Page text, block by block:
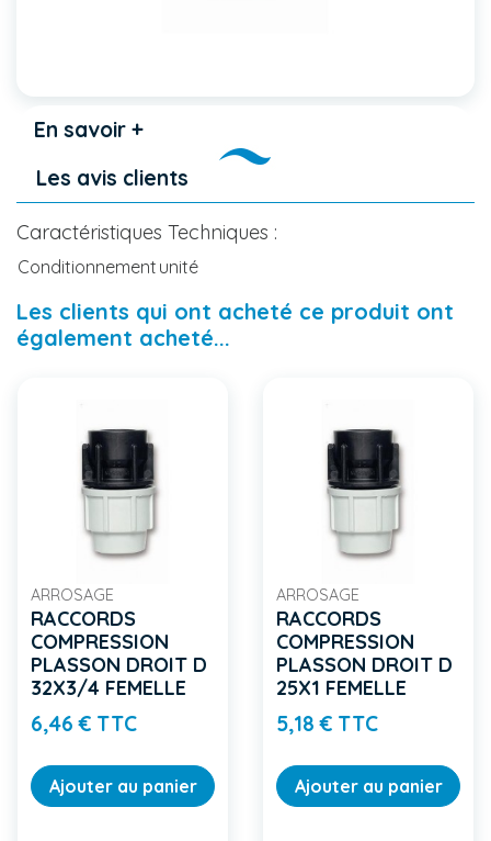
En savoir +
Les avis clients
Caractéristiques Techniques :
Conditionnement unité
Les clients qui ont acheté ce produit ont
également acheté...
ARROSAGE
RACCORDS
COMPRESSION
PLASSON DROIT D
32X3/4 FEMELLE
6,46 € TTCPrix
Ajouter au panier
ARROSAGE
RACCORDS
COMPRESSION
PLASSON DROIT D
25X1 FEMELLE
5,18 € TTCPrix
Ajouter au panier